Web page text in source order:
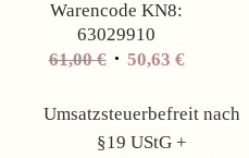
Warencode KN8:
63029910
61,00€ 50,63 €
Umsatzsteuerbefreit nach
§19 UStG +